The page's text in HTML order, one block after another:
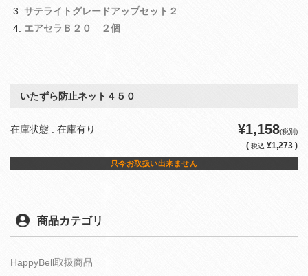
サテライトグレードアップセット２
エアセラＢ２０ ２個
いたずら防止ネット４５０
在庫状態 : 在庫有り ¥1,158(税別)
( 税込 ¥1,273 )
只今お取扱い出来ません
商品カテゴリ
HappyBell取扱商品